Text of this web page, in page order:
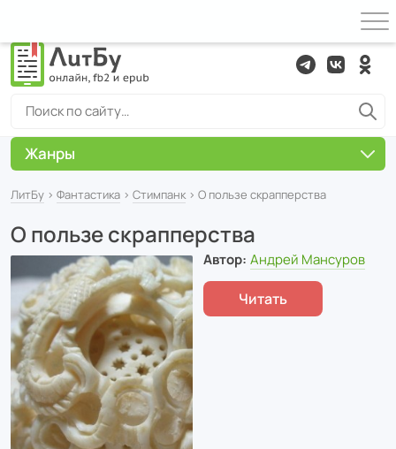
ЛитБу › Фантастика › Cтимпанк› О пользе скрапперства
О пользе скрапперства
Автор: Андрей Мансуров
Читать
Жанры